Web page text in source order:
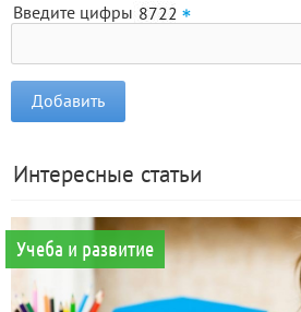
Введите цифры
Интересные статьи
Учеба и развитие